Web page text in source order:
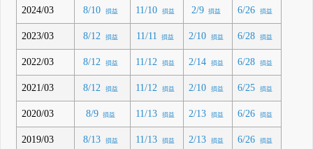
2024/03 8/10 損益 11/10 損益 2/9 損益 6/26 損益
2023/03 8/12 損益 11/11 損益 2/10 損益 6/28 損益
2022/03 8/12 損益 11/12 損益 2/14 損益 6/28 損益
2021/03 8/12 損益 11/12 損益 2/10 損益 6/25 損益
2020/03 8/9 損益 11/13 損益 2/13 損益 6/26 損益
2019/03 8/13 損益 11/13 損益 2/13 損益 6/26 損益